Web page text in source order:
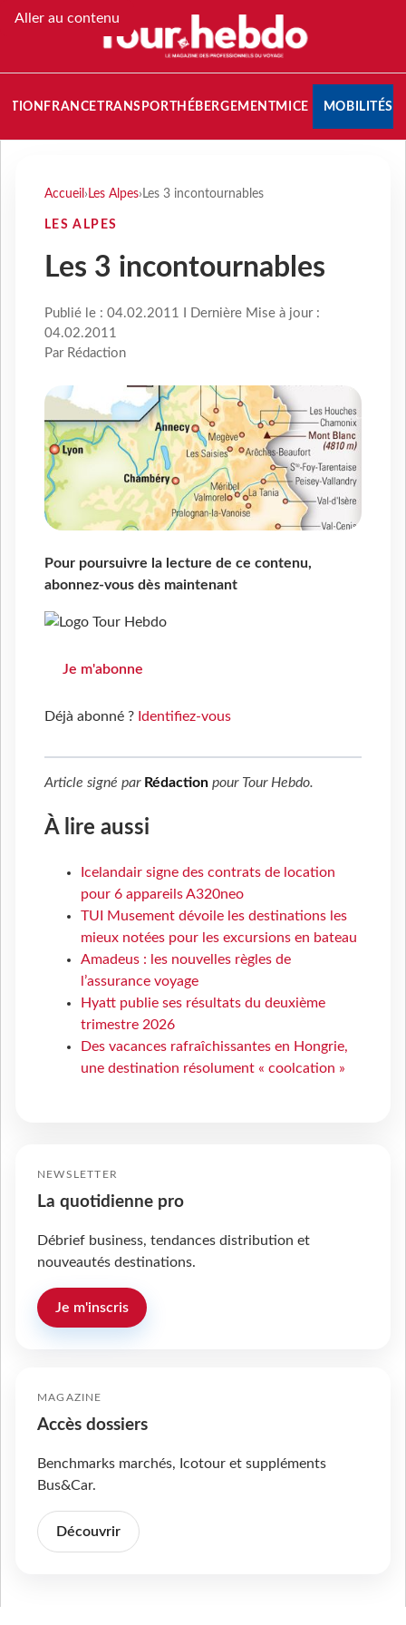
Aller au contenu
FRANCETRANSPORT HÉBERGEMENTMICE MOBILITÉS
Accueil › Les Alpes› Les 3 incontournables
LES ALPES
Les 3 incontournables
Publié le : 04.02.2011 I Dernière Mise à jour :
04.02.2011
Par Rédaction
Pour poursuivre la lecture de ce contenu,
abonnez-vous dès maintenant
Je m'abonne
Déjà abonné ? Identifiez-vous
Article signé par Rédaction pour Tour Hebdo.
À lire aussi
Icelandair signe des contrats de location
pour 6 appareils A320neo
TUI Musement dévoile les destinations les
mieux notées pour les excursions en bateau
Amadeus : les nouvelles règles de
l’assurance voyage
Hyatt publie ses résultats du deuxième
trimestre 2026
Des vacances rafraîchissantes en Hongrie,
une destination résolument « coolcation »
NEWSLETTER
La quotidienne pro
Débrief business, tendances distribution et
nouveautés destinations.
Je m'inscris
MAGAZINE
Accès dossiers
Benchmarks marchés, Icotour et suppléments
Bus&Car.
Découvrir